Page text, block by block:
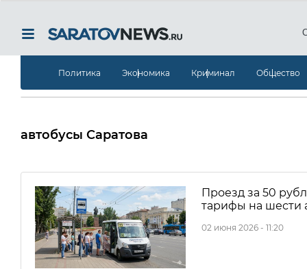
Политика Экономика Криминал Общество
автобусы Саратова
Проезд за 50
тарифы на шести
02 июня 2026 - 11:20